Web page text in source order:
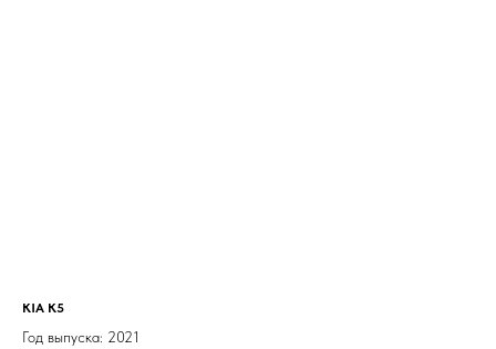
KIA K5
Год выпуска: 2021